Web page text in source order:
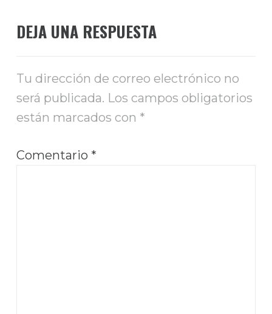
DEJA UNA RESPUESTA
Tu dirección de correo electrónico no
será publicada. Los campos obligatorios
están marcados con *
Comentario *